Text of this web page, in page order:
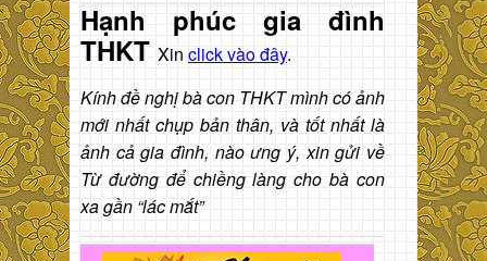
Hạnh phúc gia đình
THKT Xin click vào đây.
Kính đề nghị bà con THKT mình có ảnh
mới nhất chụp bản thân, và tốt nhất là
ảnh cả gia đình, nào ưng ý, xin gửi về
Từ đường để chiềng làng cho bà con
xa gần “lác mắt”